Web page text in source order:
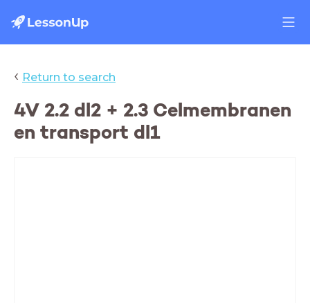
‹ Return to search
4V 2.2 dl2 + 2.3 Celmembranen
en transport dl1